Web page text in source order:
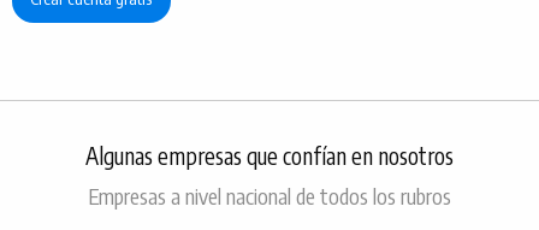
Algunas empresas que confían en nosotros
Empresas a nivel nacional de todos los rubros